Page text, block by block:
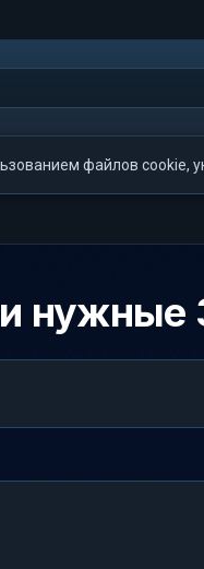
файлов cookie,